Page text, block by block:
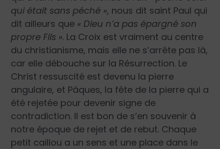
qui était sans péché », nous dit saint Paul qui
dit ailleurs que « Dieu n’a pas épargné son
propre Fils ». La Croix est vraiment au centre
du christianisme, mais elle ne s’arrête pas là,
car elle débouche sur la Résurrection. Le
Christ ressuscité est devenu la pierre
angulaire, et Pâques, la fête de la pierre qui a
été rejetée pour devenir signe de
contradiction. Il est bon de s’en souvenir à
notre époque de rejet et de rebut. Chaque
petit caillou a un sens et une place dans le